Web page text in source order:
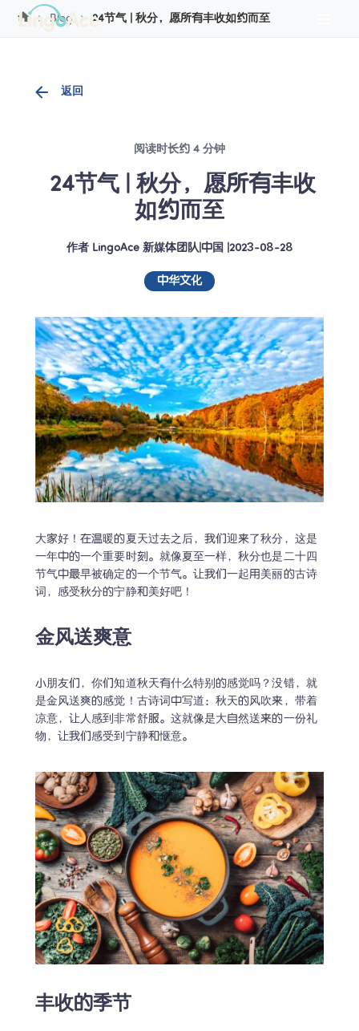
Blog 24节气 | 秋分，愿所有丰收如约而至
返回
阅读时长约 4 分钟
如约而至
作者 LingoAce 新媒体团队| 中国 2023-08-28
中华文化
大家好！在温暖的夏天过去之后，我们迎来了秋分，这是
一年中的一个重要时刻。就像夏至一样，秋分也是二十四
节气中最早被确定的一个节气。让我们一起用美丽的古诗
词，感受秋分的宁静和美好吧！
金风送爽意
小朋友们，你们知道秋天有什么特别的感觉吗？没错，就
是金风送爽的感觉！古诗词中写道：秋天的风吹来，带着
凉意，让人感到非常舒服。这就像是大自然送来的一份礼
物，让我们感受到宁静和惬意。
丰收的季节
Cookie管理